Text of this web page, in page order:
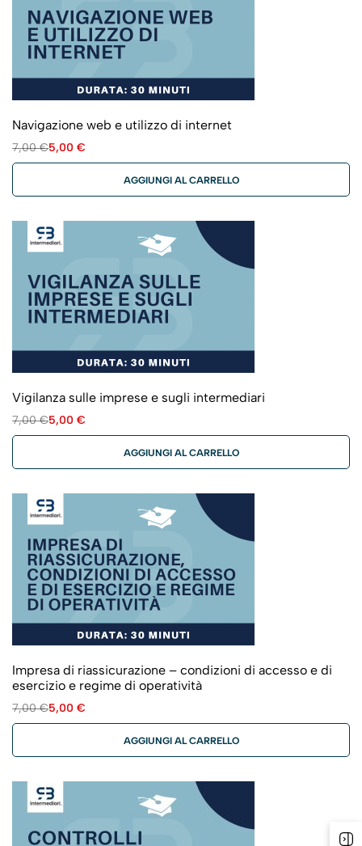
Navigazione web e utilizzo di internet
7,00€5,00 €
AGGIUNGI AL CARRELLO
Vigilanza sulle imprese e sugli intermediari
7,00€5,00 €
AGGIUNGI AL CARRELLO
Impresa di riassicurazione – condizioni di accesso e di
esercizio e regime di operatività
7,00€5,00 €
AGGIUNGI AL CARRELLO